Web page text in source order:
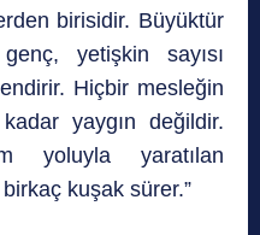
birisidir. Büyüktür
yetişkin sayısı
Hiçbir mesleğin
yaygın değildir.
yoluyla yaratılan
birkaç kuşak sürer.”